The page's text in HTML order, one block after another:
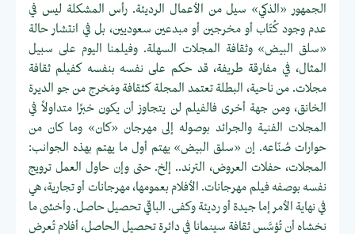
الجمهور «الذكي» سيل من الأعمال الرديئة. رأس المشكلة ليس في
عدم وجود كُتّاب أو مخرجين أو مبدعين سعوديين، بل في انتشار حالة
«سلق البيض» وثقافة المجلات السهلة. وفيلمنا اليوم على سبيل
المثال، في مفارقة طريفة، قد حكم على نفسه بنفسه كفيلم ثقافة
مجلات. من ناحية، البطلة تعتمد المجلة كثقافة ومَخرج من جو الديرة
الخانق، ومن جهة أخرى فالفيلم لن يتجاوز أن يكون خبرًا متداولاً في
المجلات الفنية والجرائد بوصوله إلى مهرجان «كان» وما كان من
حوارات صُنّاعه. إن «سلق البيض» يهتم أول ما يهتم بهذه الجوانب:
المجلات، حفلات العروض، الترند.. إلخ. حتى وإن حاول العمل ترويج
نفسه بوصفه فيلم مهرجانات. الأفلام بعمومها، مهرجانات أو تجارية، هي
في نهاية الأمر إما جيدة أو رديئة وكفى. الباقي تحصيل حاصل. وأخشى ما
نخشاه أن تُؤسَّس ثقافة سينمانا في دائرة تحصيل الحاصل، أفلام تُعرض